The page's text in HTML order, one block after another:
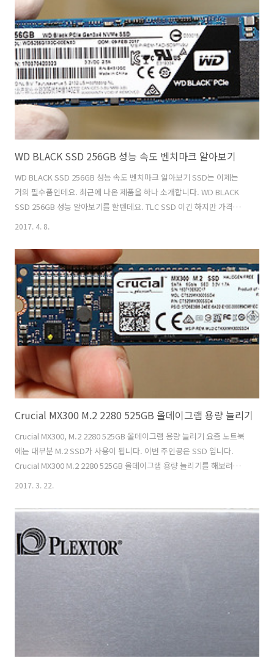
이 용량이 좀 넉넉한 편이 좋습니다. 요즘은 적어도 256GB 이상을 보통
선택하는 추세이긴 합니다. 커세어 SSD는 상당히 고성능 고품질의 느낌
을 그동안 주었었는데요. 일반 SSD도 써보기 전에 M.2 인터페이스의 제
품을 먼저 써보네요. M.2 SS..
WD BLACK SSD 256GB 성능 속도 벤치마크 알아보기
WD BLACK SSD 256GB 성능 속도 벤치마크 알아보기 SSD는 이제는
거의 필수품인데요. 최근에 나온 제품을 하나 소개합니다. WD BLACK
SSD 256GB 성능 알아보기를 할텐데요. TLC SSD 이긴 하지만 가격이
상당히 저렴하게 나와서 관심을 받고 있는데요. WD BLACK SSD를 실제
이 주를 이루는데요. 그런 상황에서는 상당히 빠른 체감을 할 수가 있습
니다. 노트북이든 데스크탑이든 설치해서 이전보다 더 빠르게 만들 수 있
죠. 이 제품은 M.2 인터페이스를 사용하는 제품 입니다. 그리고 그중에서
NVMe 프로토콜을 이용하는 아주 빠른 SSD 중 하나이죠. WD BLACK
SSD 256GB 성능 속도 벤치마크 알아보기..
2017. 4. 8.
Crucial MX300 M.2 2280 525GB 올데이그램 용량 늘리기
Crucial MX300, M.2 2280 525GB 올데이그램 용량 늘리기 요즘 노트북
에는 대부분 M.2 SSD가 사용이 됩니다. 이번 주인공은 SSD 입니다.
Crucial MX300 M.2 2280 525GB 올데이그램 용량 늘리기를 해보려고
합니다. 부족한 노트북의 저장공간을 늘리는 방법은 더 고용량 SSD를 쓰
저장장치를 비교적 저렴하게 이용할 수 있습니다. 마이그레이션 툴도 기
본으로 동봉하고 있어서 더 편리하게 이용할 수 있는데요. M.2 인터페이
스이긴 한데 내부전송은 S-ATA 방식 입니다. 덕분에 좀 더 저렴하게 이용
할 수 있는 장치이죠. Crucial MX300, M.2 2280 525GB 올데이그램 ..
2017. 3. 22.